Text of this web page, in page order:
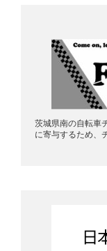
茨城県南の自転車
に寄与するため、